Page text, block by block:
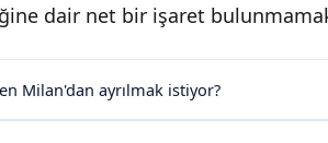
dair net bir işaret
Milan'dan ayrılmak istiyor?